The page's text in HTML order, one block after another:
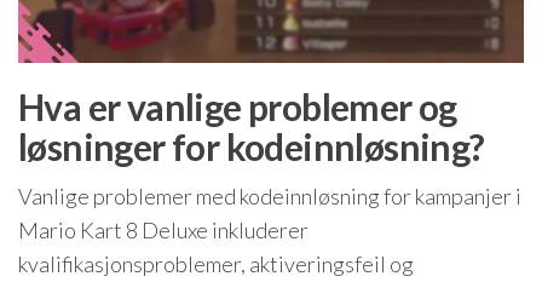
Hva er vanlige problemer og
løsninger for kodeinnløsning?
Vanlige problemer med kodeinnløsning for kampanjer i
Mario Kart 8 Deluxe inkluderer
kvalifikasjonsproblemer, aktiveringsfeil og